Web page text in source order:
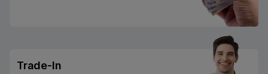
Trade-In